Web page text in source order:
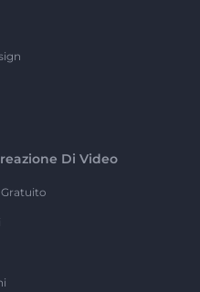
Di Video